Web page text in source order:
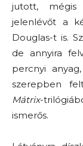
jutott, mégis
jelenlévőt a
Douglas-t is.
de annyira
percnyi
szerepben
Mátrix-
ismerős.